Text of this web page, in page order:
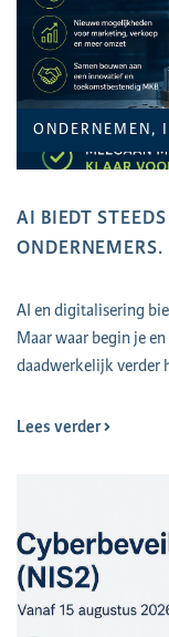
ONDERNEMEN,
AI BIEDT
AI en digitalisering
Maar waar begin je
daadwerkelijk verder
Lees verder